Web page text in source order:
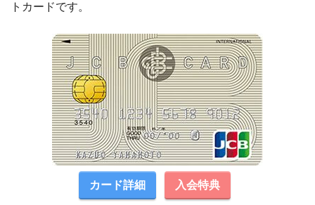
トカードです。
カード詳細 入会特典